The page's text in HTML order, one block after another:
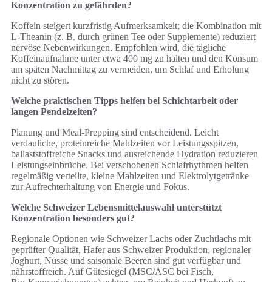
Konzentration zu gefährden?
Koffein steigert kurzfristig Aufmerksamkeit; die Kombination mit
L‑Theanin (z. B. durch grünen Tee oder Supplemente) reduziert
nervöse Nebenwirkungen. Empfohlen wird, die tägliche
Koffeinaufnahme unter etwa 400 mg zu halten und den Konsum
am späten Nachmittag zu vermeiden, um Schlaf und Erholung
nicht zu stören.
Welche praktischen Tipps helfen bei Schichtarbeit oder
langen Pendelzeiten?
Planung und Meal‑Prepping sind entscheidend. Leicht
verdauliche, proteinreiche Mahlzeiten vor Leistungsspitzen,
ballaststoffreiche Snacks und ausreichende Hydration reduzieren
Leistungseinbrüche. Bei verschobenen Schlafrhythmen helfen
regelmäßig verteilte, kleine Mahlzeiten und Elektrolytgetränke
zur Aufrechterhaltung von Energie und Fokus.
Welche Schweizer Lebensmittelauswahl unterstützt
Konzentration besonders gut?
Regionale Optionen wie Schweizer Lachs oder Zuchtlachs mit
geprüfter Qualität, Hafer aus Schweizer Produktion, regionaler
Joghurt, Nüsse und saisonale Beeren sind gut verfügbar und
nährstoffreich. Auf Gütesiegel (MSC/ASC bei Fisch,